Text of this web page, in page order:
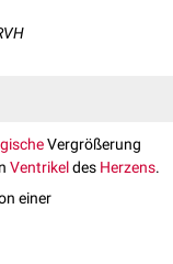
Vergrößerung
Ventrikeldes Herzens.
einer